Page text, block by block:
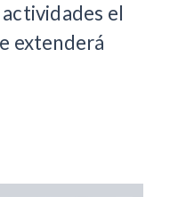
el
extenderá